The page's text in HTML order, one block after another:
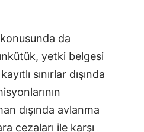
da
yetki belgesi
sınırlar dışında
dışında avlanma
cezaları ile karşı